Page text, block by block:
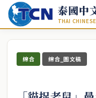
泰國中
THAI
綜合 綜合_圖文稿